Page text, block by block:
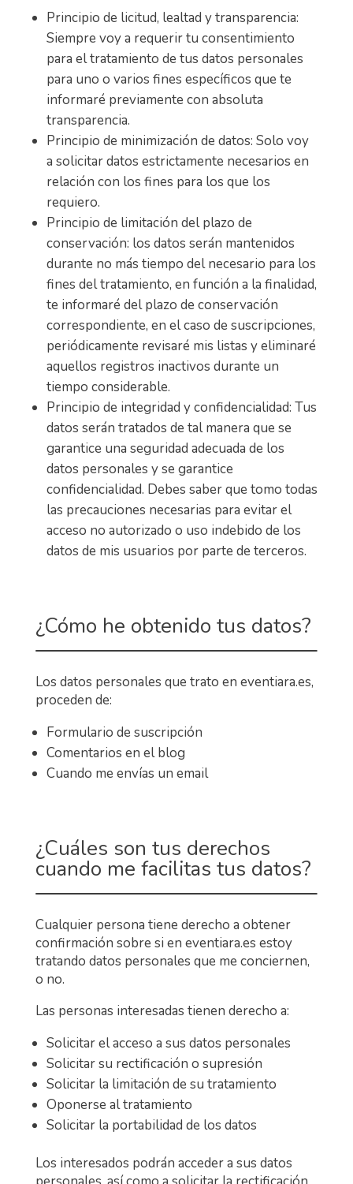
Principio de licitud, lealtad y transparencia:
Siempre voy a requerir tu consentimiento
para el tratamiento de tus datos personales
para uno o varios fines específicos que te
informaré previamente con absoluta
transparencia.
Principio de minimización de datos: Solo voy
a solicitar datos estrictamente necesarios en
relación con los fines para los que los
requiero.
Principio de limitación del plazo de
conservación: los datos serán mantenidos
durante no más tiempo del necesario para los
fines del tratamiento, en función a la finalidad,
te informaré del plazo de conservación
correspondiente, en el caso de suscripciones,
periódicamente revisaré mis listas y eliminaré
aquellos registros inactivos durante un
tiempo considerable.
Principio de integridad y confidencialidad: Tus
datos serán tratados de tal manera que se
garantice una seguridad adecuada de los
datos personales y se garantice
confidencialidad. Debes saber que tomo todas
las precauciones necesarias para evitar el
acceso no autorizado o uso indebido de los
datos de mis usuarios por parte de terceros.
¿Cómo he obtenido tus datos?
Los datos personales que trato en eventiara.es,
proceden de:
Formulario de suscripción
Comentarios en el blog
Cuando me envías un email
¿Cuáles son tus derechos
cuando me facilitas tus datos?
Cualquier persona tiene derecho a obtener
confirmación sobre si en eventiara.es estoy
tratando datos personales que me conciernen,
o no.
Las personas interesadas tienen derecho a:
Solicitar el acceso a sus datos personales
Solicitar su rectificación o supresión
Solicitar la limitación de su tratamiento
Oponerse al tratamiento
Solicitar la portabilidad de los datos
Los interesados podrán acceder a sus datos